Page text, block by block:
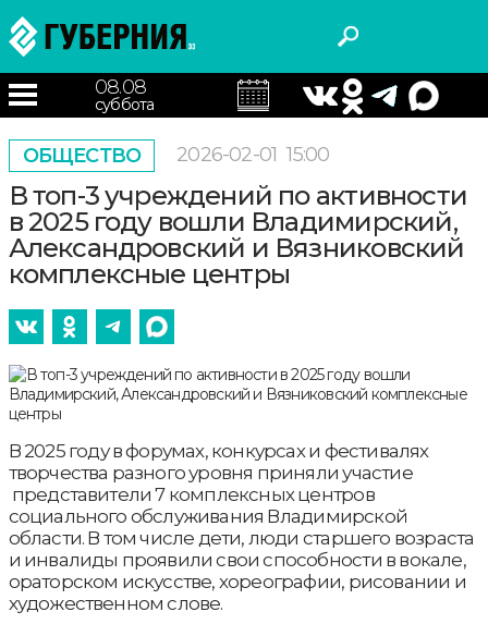
08.08
суббота
ОБЩЕСТВО 2026-02-01 15:00
В топ-3 учреждений по активности
в 2025 году вошли Владимирский,
Александровский и Вязниковский
комплексные центры
В 2025 году в форумах, конкурсах и фестивалях
творчества разного уровня приняли участие
представители 7 комплексных центров
социального обслуживания Владимирской
области. В том числе дети, люди старшего возраста
и инвалиды проявили свои способности в вокале,
ораторском искусстве, хореографии, рисовании и
художественном слове.